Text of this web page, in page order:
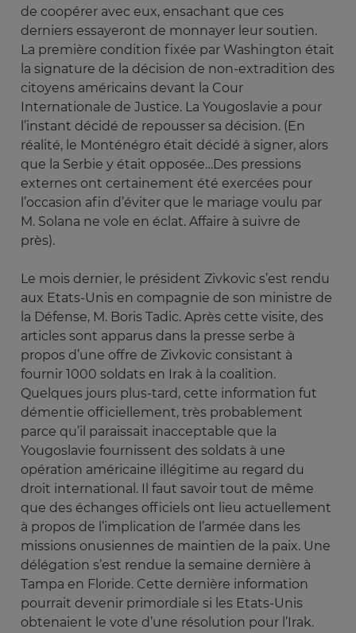
de coopérer avec eux, ensachant que ces
derniers essayeront de monnayer leur soutien.
La première condition fixée par Washington était
la signature de la décision de non-extradition des
citoyens américains devant la Cour
Internationale de Justice. La Yougoslavie a pour
l’instant décidé de repousser sa décision. (En
réalité, le Monténégro était décidé à signer, alors
que la Serbie y était opposée…Des pressions
externes ont certainement été exercées pour
l’occasion afin d’éviter que le mariage voulu par
M. Solana ne vole en éclat. Affaire à suivre de
près).
Le mois dernier, le président Zivkovic s’est rendu
aux Etats-Unis en compagnie de son ministre de
la Défense, M. Boris Tadic. Après cette visite, des
articles sont apparus dans la presse serbe à
propos d’une offre de Zivkovic consistant à
fournir 1000 soldats en Irak à la coalition.
Quelques jours plus-tard, cette information fut
démentie officiellement, très probablement
parce qu’il paraissait inacceptable que la
Yougoslavie fournissent des soldats à une
opération américaine illégitime au regard du
droit international. Il faut savoir tout de même
que des échanges officiels ont lieu actuellement
à propos de l’implication de l’armée dans les
missions onusiennes de maintien de la paix. Une
délégation s’est rendue la semaine dernière à
Tampa en Floride. Cette dernière information
pourrait devenir primordiale si les Etats-Unis
obtenaient le vote d’une résolution pour l’Irak.